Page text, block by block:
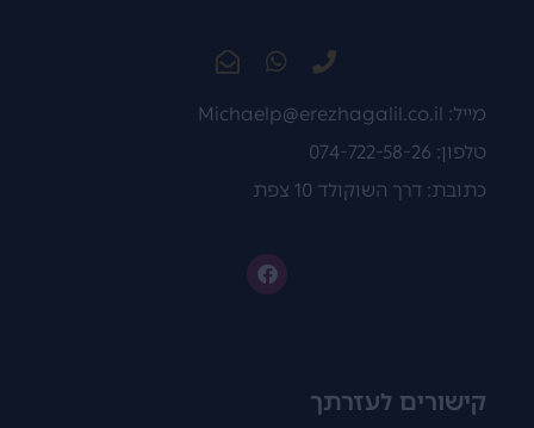
מייל: Michaelp@erezhagalil.co.il
טלפון: 074-722-58-26
כתובת: דרך השוקולד 10 צפת
קישורים לעזרתך